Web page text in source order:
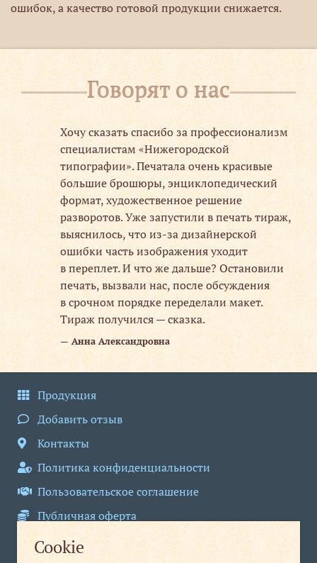
Cookie
ошибок, а качество готовой продукции снижается.
Говорят о нас
Хочу сказать спасибо за профессионализм
специалистам «Нижегородской
типографии». Печатала очень красивые
большие брошюры, энциклопедический
формат, художественное решение
разворотов. Уже запустили в печать тираж,
выяснилось, что из-за дизайнерской
ошибки часть изображения уходит
в переплет. И что же дальше? Остановили
печать, вызвали нас, после обсуждения
в срочном порядке переделали макет.
Тираж получился — сказка.
Анна Александровна
Продукция
Добавить отзыв
Контакты
Политика конфиденциальности
Пользовательское соглашение
Публичная оферта
Н. Новгород,ул. Варварская, д. 10/25